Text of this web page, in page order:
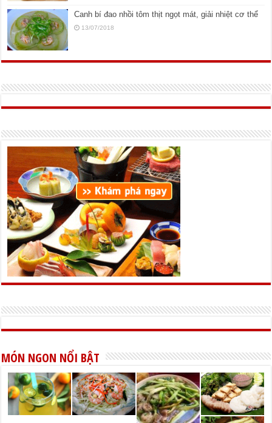
Canh bí đao nhồi tôm thịt ngọt mát, giải nhiệt cơ thể
13/07/2018
MÓN NGON NỔI BẬT